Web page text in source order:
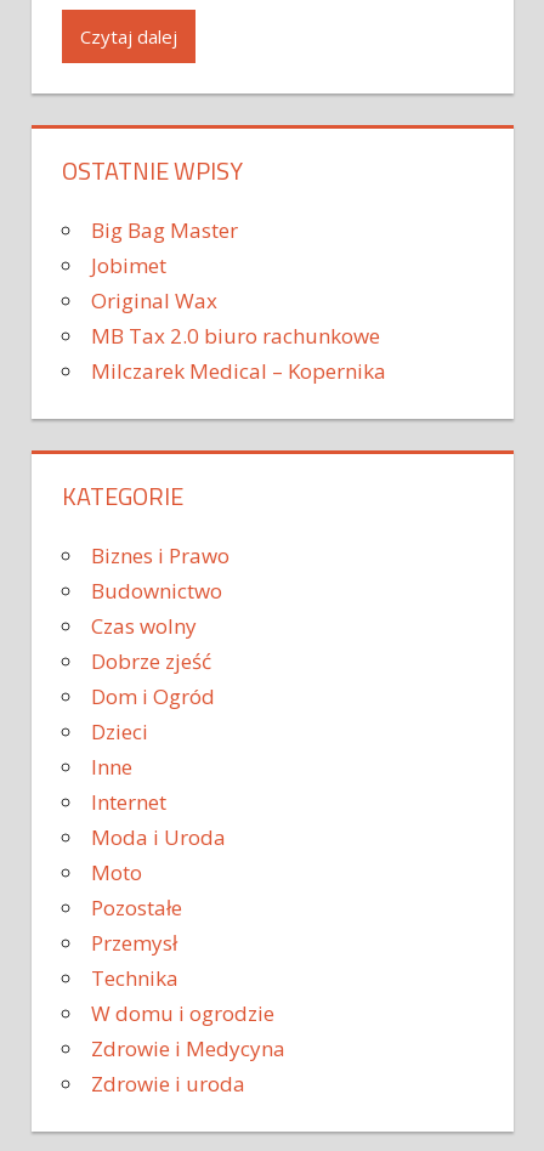
Czytaj dalej
OSTATNIE WPISY
Big Bag Master
Jobimet
Original Wax
MB Tax 2.0 biuro rachunkowe
Milczarek Medical – Kopernika
KATEGORIE
Biznes i Prawo
Budownictwo
Czas wolny
Dobrze zjeść
Dom i Ogród
Dzieci
Inne
Internet
Moda i Uroda
Moto
Pozostałe
Przemysł
Technika
W domu i ogrodzie
Zdrowie i Medycyna
Zdrowie i uroda